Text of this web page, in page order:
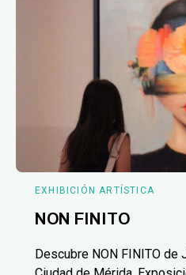
EXHIBICIÓN ARTÍSTICA
NON FINITO
Descubre NON FINITO de